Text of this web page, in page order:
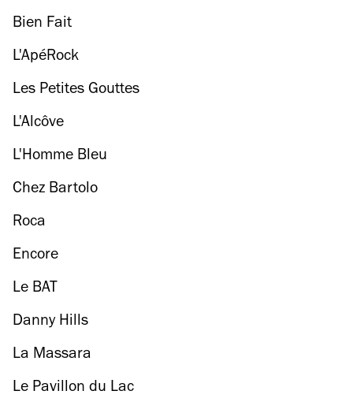
Bien Fait
L'ApéRock
Les Petites Gouttes
L'Alcôve
L'Homme Bleu
Chez Bartolo
Roca
Encore
Le BAT
Danny Hills
La Massara
Le Pavillon du Lac